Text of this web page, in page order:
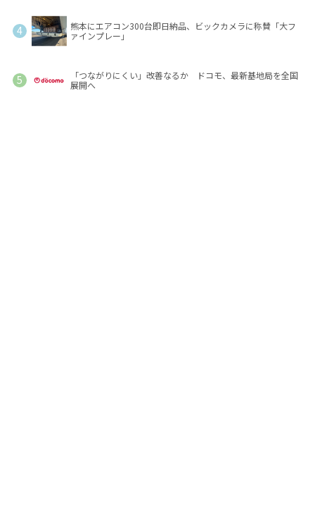
熊本にエアコン300台即日納品、ビックカメラに称賛「大フ
ァインプレー」
「つながりにくい」改善なるか ドコモ、最新基地局を全国
展開へ